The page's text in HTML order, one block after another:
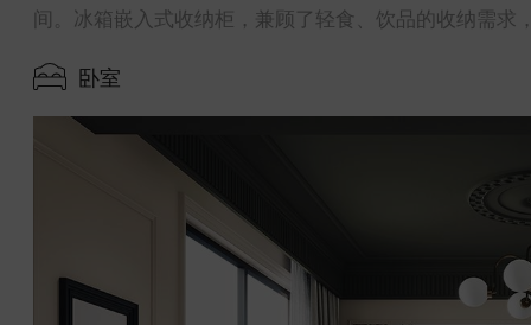
间。冰箱嵌入式收纳柜，兼顾了轻食、饮品的收纳需
卧室